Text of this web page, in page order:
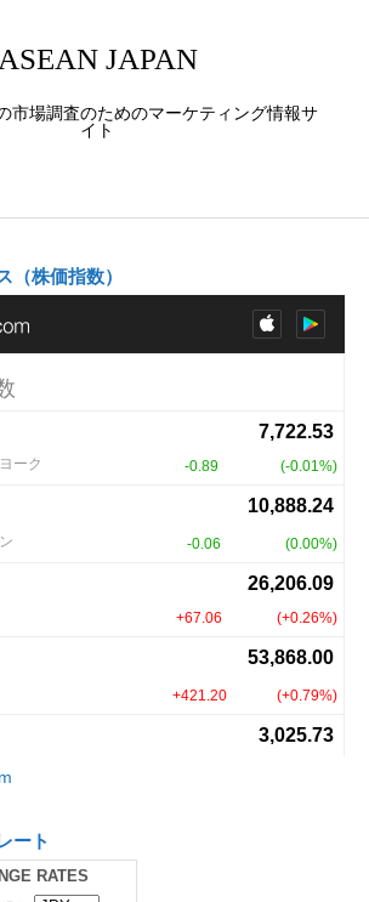
ASEAN JAPAN
市場調査のためのマーケティング情報サ
イト
（株価指数）
ート
RATES